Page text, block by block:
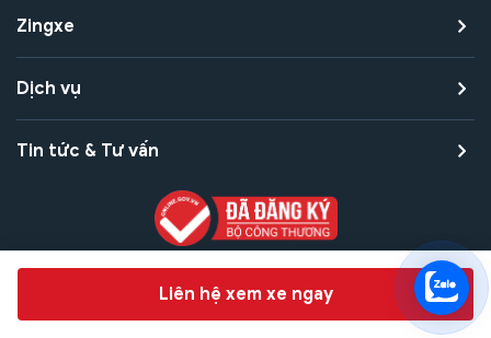
Chat hỗ trợ
Liên hệ xem xe ngay
Zingxe
Dịch vụ
Tin tức & Tư vấn
Bảo mật quyền riêng tư
Điều khoản sử dụng